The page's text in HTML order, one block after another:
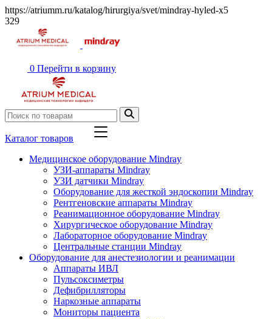
https://atriumm.ru/katalog/hirurgiya/svet/mindray-hyled-x5
329
0 Перейти в корзину
Каталог товаров
Медицинское оборудование Mindray
УЗИ-аппараты Mindray
УЗИ датчики Mindray
Оборудование для жесткой эндоскопии Mindray
Рентгеновские аппараты Mindray
Реанимационное оборудование Mindray
Хирургическое оборудование Mindray
Лабораторное оборудование Mindray
Центральные станции Mindray
Оборудование для анестезиологии и реанимации
Аппараты ИВЛ
Пульсоксиметры
Дефибрилляторы
Наркозные аппараты
Мониторы пациента